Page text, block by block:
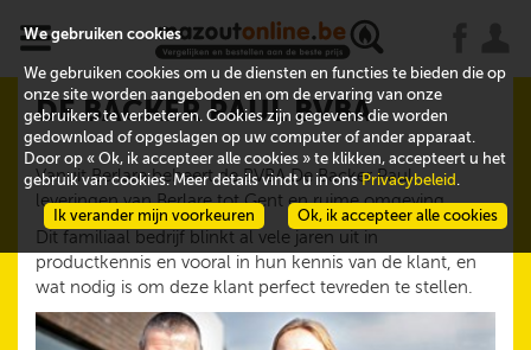
x
DE BACKER PAUL BVBA
Vanuit Berlare beheert de BVBA De Backer Paul
leveringen van Berlare tot Gent en ruime omgeving.
Dit familiaal bedrijf blinkt al vele jaren uit in
productkennis en vooral in hun kennis van de klant, en
wat nodig is om deze klant perfect tevreden te stellen.
We gebruiken cookies
We gebruiken cookies om u de diensten en functies te bieden die op
onze site worden aangeboden en om de ervaring van onze
gebruikers te verbeteren. Cookies zijn gegevens die worden
gedownload of opgeslagen op uw computer of ander apparaat.
Door op « Ok, ik accepteer alle cookies » te klikken, accepteert u het
gebruik van cookies. Meer details vindt u in onsPrivacybeleid .
Ok, ik accepteer alle cookies
Ik verander mijn voorkeuren